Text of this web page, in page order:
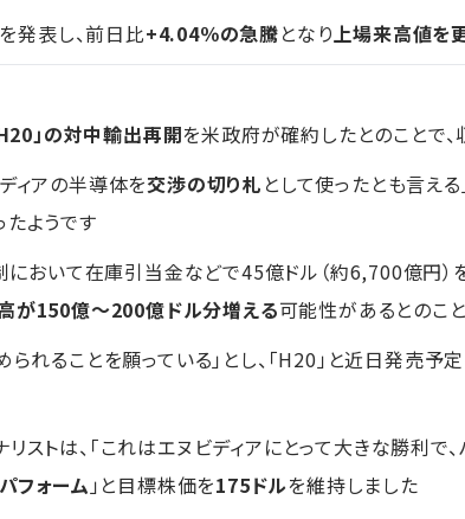
発表し、前日比+4.04％の急騰となり上場来高値を
」の対中輸出再開を米政府が確約したとのことで
ィアの半導体を交渉の切り札 として使ったとも言え
ようです
おいて在庫引当金などで45億ドル（約6,700億円）
が150億～200億ドル分増える可能性があるとのこ
れることを願っている」とし、「H20」と近日発売予
トは、「これはエヌビディアにとって大きな勝利で
フォーム 」と目標株価を175ドルを維持しました